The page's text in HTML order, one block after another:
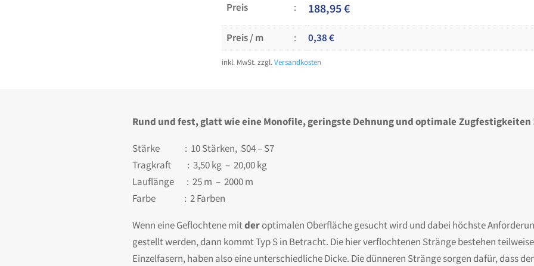
Preis 188,95€
Preis / m 0,38€
inkl. MwSt. zzgl. Versandkosten
Rund und fest, glatt wie eine Monofile, geringste Dehnung und optimale Zugfestigkeiten
Stärke : 10 Stärken, S04 – S7
Tragkraft : 3,50 kg – 20,00 kg
Lauflänge : 25 m – 2000 m
Farbe : 2 Farben
Wenn eine Geflochtene mitderoptimalen Oberfläche gesucht wird und dabei höchste
gestellt werden, dann kommt Typ S in Betracht. Die hier verflochtenen Stränge bestehen
Einzelfasern, haben also eine unterschiedliche Dicke. Die dünneren Stränge sorgen dafür, dass